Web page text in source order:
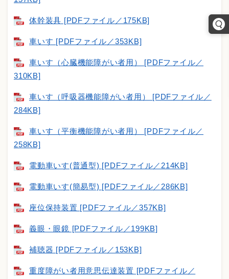
体幹装具 [PDFファイル／175KB]
車いす [PDFファイル／353KB]
車いす（心臓機能障がい者用） [PDFファイル／
310KB]
車いす（呼吸器機能障がい者用） [PDFファイル／
284KB]
車いす（平衡機能障がい者用） [PDFファイル／
258KB]
電動車いす(普通型) [PDFファイル／214KB]
電動車いす(簡易型) [PDFファイル／286KB]
座位保持装置 [PDFファイル／357KB]
義眼・眼鏡 [PDFファイル／199KB]
補聴器 [PDFファイル／153KB]
重度障がい者用意思伝達装置 [PDFファイル／